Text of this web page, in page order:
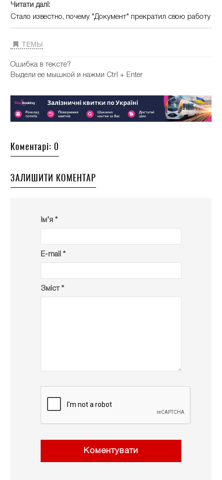
Читати далі:
Стало известно, почему "Документ" прекратил свою работу
ТЕМЫ
Ошибка в тексте?
Выдели ее мышкой и нажми Ctrl + Enter
Коментарі: 0
ЗАЛИШИТИ КОМЕНТАР
Ім’я *
E-mail *
Зміст *
Коментувати